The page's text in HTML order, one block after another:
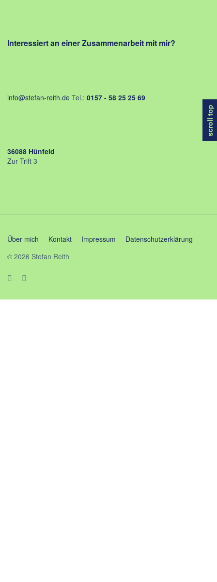
Interessiert an einer Zusammenarbeit mit mir?
info@stefan-reith.de Tel.: 0157 - 58 25 25 69
36088 Hünfeld
Zur Trift 3
Über mich Kontakt Impressum
Datenschutzerklärung
© 2026 Stefan Reith
scroll top